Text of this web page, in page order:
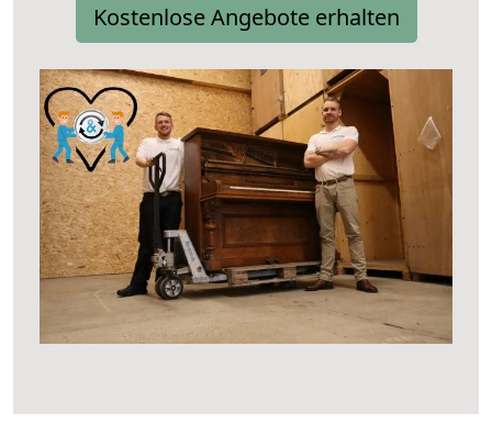
Kostenlose Angebote erhalten